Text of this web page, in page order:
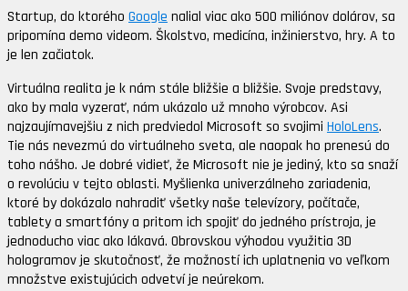
Startup, do ktorého Google nalial viac ako 500 miliónov dolárov, sa
pripomína demo videom. Školstvo, medicína, inžinierstvo, hry. A to
je len začiatok.
Virtuálna realita je k nám stále bližšie a bližšie. Svoje predstavy,
ako by mala vyzerať, nám ukázalo už mnoho výrobcov. Asi
najzaujímavejšiu z nich predviedol Microsoft so svojimi HoloLens.
Tie nás nevezmú do virtuálneho sveta, ale naopak ho prenesú do
toho nášho. Je dobré vidieť, že Microsoft nie je jediný, kto sa snaží
o revolúciu v tejto oblasti. Myšlienka univerzálneho zariadenia,
ktoré by dokázalo nahradiť všetky naše televízory, počítače,
tablety a smartfóny a pritom ich spojiť do jedného prístroja, je
jednoducho viac ako lákavá. Obrovskou výhodou využitia 3D
hologramov je skutočnosť, že možností ich uplatnenia vo veľkom
množstve existujúcich odvetví je neúrekom.